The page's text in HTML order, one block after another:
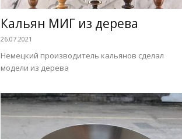
Кальян МИГ из дерева
26.07.2021
Немецкий производитель кальянов сделал
модели из дерева